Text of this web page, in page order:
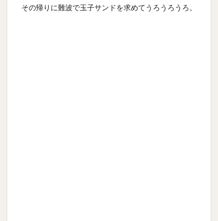
その帰りに難波で玉子サンドを求めてうろうろうろ。